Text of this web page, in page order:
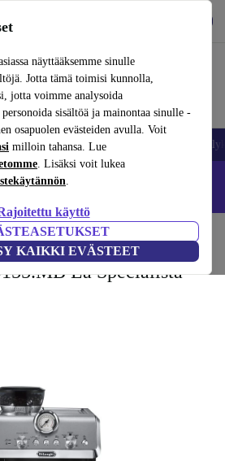
näyttääksemme sinulle
Jotta tämä toimisi kunnolla,
jotta voimme analysoida
sisältöä ja mainontaa sinulle -
osapuolen evästeiden avulla. Voit
milloin tahansa. Lue
. Lisäksi voit lukea
.
käyttö
KAIKKI EVÄSTEET
ja helposti
Kannettavat tietokoneet
– Koodi: IPHONEDEAL –
Kahvi
La Specialista